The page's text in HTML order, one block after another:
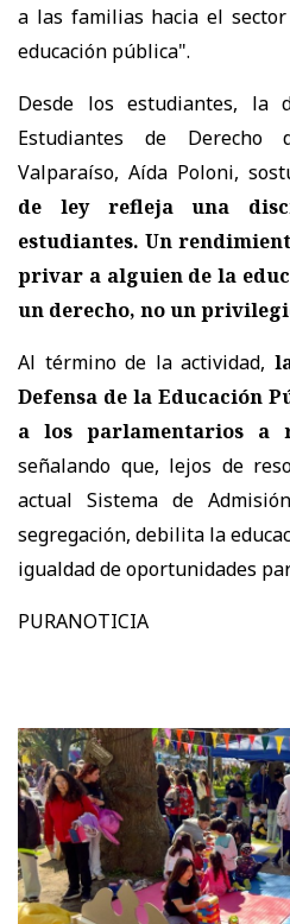
a las familias hacia el
educación pública".
Desde los estudiantes, la
Estudiantes de
Valparaíso, Aída Poloni,
de ley refleja una
estudiantes. Un
privar a alguien de la
un derecho, no un
Al término de la actividad,
Defensa de la Educación
a los parlamentarios a
señalando que, lejos de
actual Sistema de
segregación, debilita la
igualdad de oportunidades
PURANOTICIA